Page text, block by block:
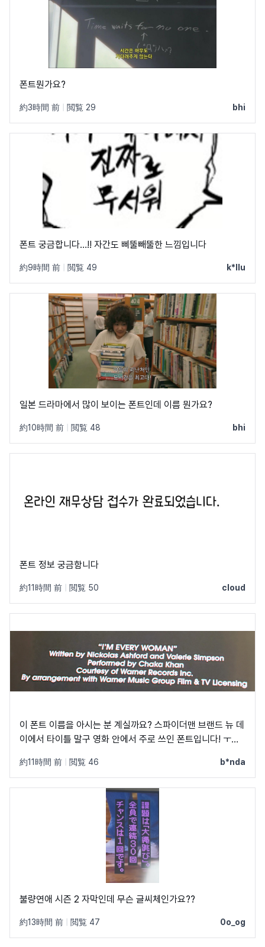
폰트뭔가요?
約3時間 前 閲覧 29 bhi
폰트 궁금합니다…!! 자간도 삐뚤빼뚤한 느낌입니다
約9時間 前 閲覧 49 k*llu
일본 드라마에서 많이 보이는 폰트인데 이름 뭔가요?
約10時間 前 閲覧 48 bhi
폰트 정보 궁금함니다
約11時間 前 閲覧 50 cloud
이 폰트 이름을 아시는 분 계실까요? 스파이더맨 브랜드 뉴 데
이에서 타이틀 말구 영화 안에서 주로 쓰인 폰트입니다! ㅜㅜ
깝고 t가 유독 가로가 짧아서 예쁘더라구요
約11時間 前 閲覧 46 b*nda
불량연애 시즌 2 자막인데 무슨 글씨체인가요??
約13時間 前 閲覧 47 0o_og